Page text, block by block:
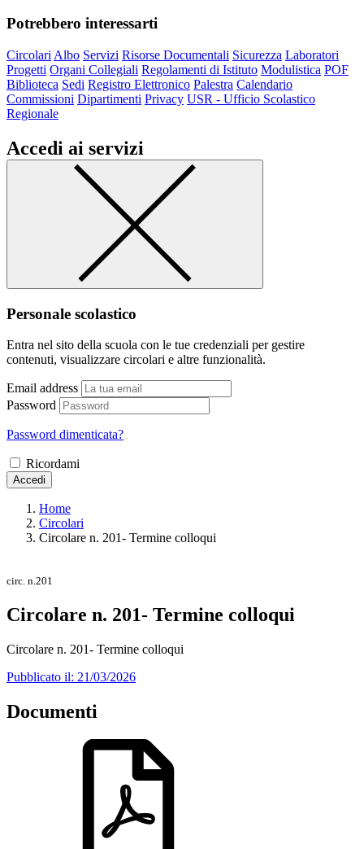
Potrebbero interessarti
Circolari Albo Servizi Risorse Documentali Sicurezza Laboratori
Progetti Organi Collegiali Regolamenti di Istituto Modulistica POF
Biblioteca Sedi Registro Elettronico Palestra Calendario
Commissioni Dipartimenti Privacy USR - Ufficio Scolastico
Regionale
Accedi ai servizi
Personale scolastico
Entra nel sito della scuola con le tue credenziali per gestire
contenuti, visualizzare circolari e altre funzionalità.
Email address
Password
Password dimenticata?
Ricordami
Accedi
Home
Circolari
Circolare n. 201- Termine colloqui
circ. n.201
Circolare n. 201- Termine colloqui
Circolare n. 201- Termine colloqui
Pubblicato il: 21/03/2026
Documenti